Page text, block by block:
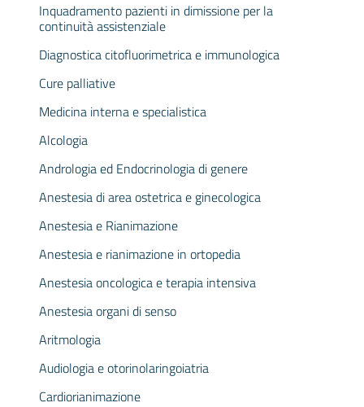
Inquadramento pazienti in dimissione per la
continuità assistenziale
Diagnostica citofluorimetrica e immunologica
Cure palliative
Medicina interna e specialistica
Alcologia
Andrologia ed Endocrinologia di genere
Anestesia di area ostetrica e ginecologica
Anestesia e Rianimazione
Anestesia e rianimazione in ortopedia
Anestesia oncologica e terapia intensiva
Anestesia organi di senso
Aritmologia
Audiologia e otorinolaringoiatria
Cardiorianimazione